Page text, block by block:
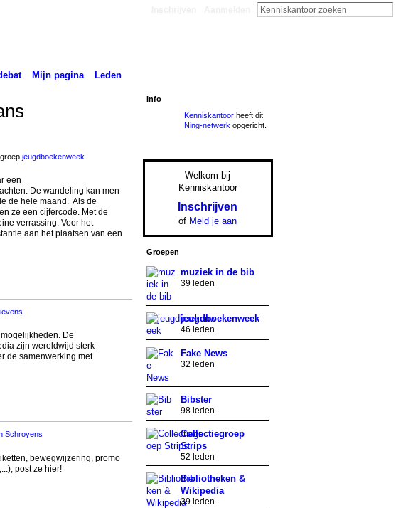
Mijn pagina Leden
jeugdboekenweek
een
De wandeling kan men
de hele maand. Als de
ze een cijfercode. Met de
verrassing. Voor het
aan het plaatsen van een
De
zijn wereldwijd sterk
de samenwerking met
Schroyens
bewegwijzering, promo
post ze hier!
Info
Kenniskantoorheeft dit
Ning-netwerk opgericht.
Welkom bij
Kenniskantoor
Inschrijven
of Meld je aan
Groepen
muziek in de bib
39 leden
jeugdboekenweek
46 leden
Fake News
32 leden
Bibster
98 leden
Collectiegroep
Strips
52 leden
Bibliotheken &
Wikipedia
39 leden